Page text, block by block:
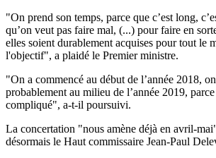
"On prend son temps, parce que c’est long,
qu’on veut pas faire mal, (...) pour faire en
elles soient durablement acquises pour tout le
l'objectif", a plaidé le Premier ministre.
"On a commencé au début de l’année 2018,
probablement au milieu de l’année 2019, parce
compliqué", a-t-il poursuivi.
La concertation "nous amène déjà en avril-
désormais le Haut commissaire Jean-Paul